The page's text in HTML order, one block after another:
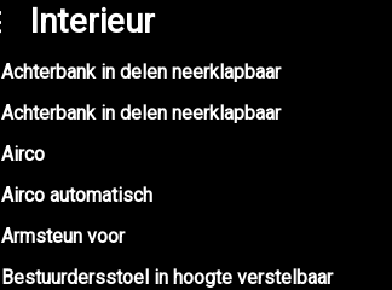
Interieur
Achterbank in delen neerklapbaar
Achterbank in delen neerklapbaar
Airco
Airco automatisch
Armsteun voor
Bestuurdersstoel in hoogte verstelbaar